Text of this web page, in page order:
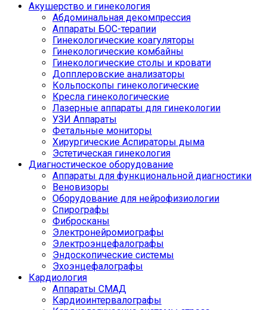
Акушерство и гинекология
Абдоминальная декомпрессия
Аппараты БОС-терапии
Гинекологические коагуляторы
Гинекологические комбайны
Гинекологические столы и кровати
Допплеровские анализаторы
Кольпоскопы гинекологические
Кресла гинекологические
Лазерные аппараты для гинекологии
УЗИ Аппараты
Фетальные мониторы
Хирургические Аспираторы дыма
Эстетическая гинекология
Диагностическое оборудование
Аппараты для функциональной диагностики
Веновизоры
Оборудование для нейрофизиологии
Спирографы
Фибросканы
Электронейромиографы
Электроэнцефалографы
Эндоскопические системы
Эхоэнцефалографы
Кардиология
Аппараты СМАД
Кардиоинтервалографы